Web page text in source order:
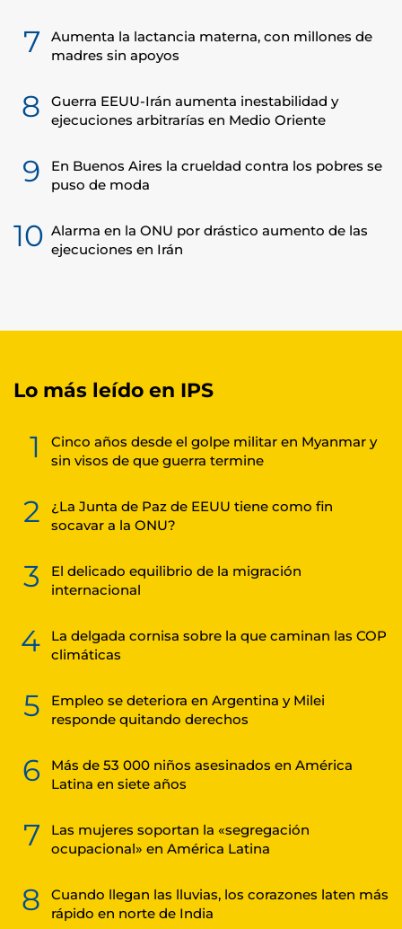
7
Aumenta la lactancia materna, con millones de
madres sin apoyos
8
Guerra EEUU-Irán aumenta inestabilidad y
ejecuciones arbitrarías en Medio Oriente
9
En Buenos Aires la crueldad contra los pobres se
puso de moda
10 Alarma en la ONU por drástico aumento de las
ejecuciones en Irán
Lo más leído en IPS
1
Cinco años desde el golpe militar en Myanmar y
sin visos de que guerra termine
2
¿La Junta de Paz de EEUU tiene como fin
socavar a la ONU?
3
El delicado equilibrio de la migración
internacional
4
La delgada cornisa sobre la que caminan las COP
climáticas
5
Empleo se deteriora en Argentina y Milei
responde quitando derechos
6
Más de 53 000 niños asesinados en América
Latina en siete años
7
Las mujeres soportan la «segregación
ocupacional» en América Latina
8
Cuando llegan las lluvias, los corazones laten más
rápido en norte de India